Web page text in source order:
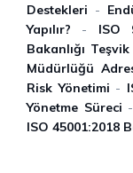
Destekleri -
Yapılır? - ISO
Bakanlığı
Müdürlüğü
Risk Yönetimi -
Yönetme Süreci -
ISO 45001:2018